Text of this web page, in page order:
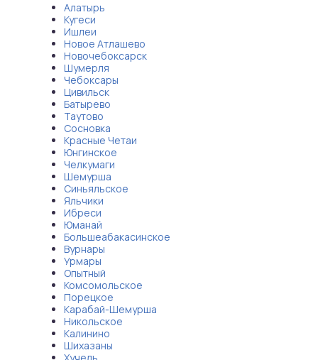
Алатырь
Кугеси
Ишлеи
Новое Атлашево
Новочебоксарск
Шумерля
Чебоксары
Цивильск
Батырево
Таутово
Сосновка
Красные Четаи
Юнгинское
Челкумаги
Шемурша
Синьяльское
Яльчики
Ибреси
Юманай
Большеабакасинское
Вурнары
Урмары
Опытный
Комсомольское
Порецкое
Карабай-Шемурша
Никольское
Калинино
Шихазаны